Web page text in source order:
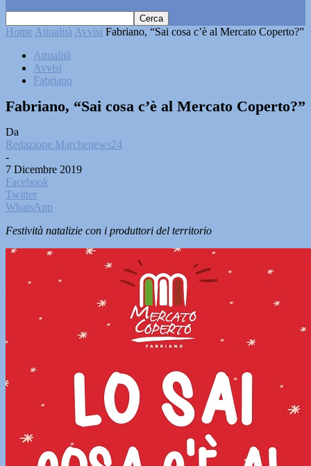
Home Attualità Avvisi Fabriano, “Sai cosa c’è al Mercato Coperto?”
Attualità
Avvisi
Fabriano
Fabriano, “Sai cosa c’è al Mercato Coperto?”
Da
Redazione Marchenews24
-
7 Dicembre 2019
Facebook
Twitter
WhatsApp
Festività natalizie con i produttori del territorio